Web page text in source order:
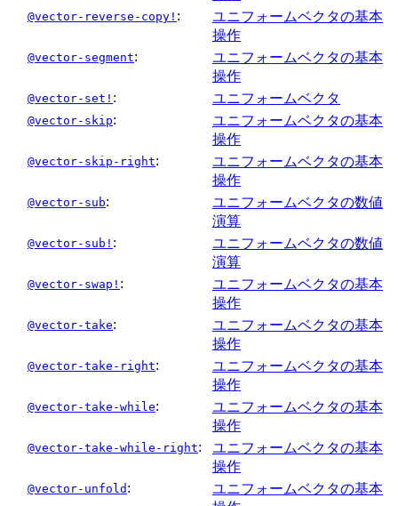
@vector-reverse-copy! :
ユニフォームベクタの基本
操作
@vector-segment:
ユニフォームベクタの基本
操作
@vector-set! : ユニフォームベクタ
@vector-skip:
ユニフォームベクタの基本
操作
@vector-skip-right:
ユニフォームベクタの基本
操作
@vector-sub:
ユニフォームベクタの数値
演算
@vector-sub! :
ユニフォームベクタの数値
演算
@vector-swap! :
ユニフォームベクタの基本
操作
@vector-take:
ユニフォームベクタの基本
操作
@vector-take-right:
ユニフォームベクタの基本
操作
@vector-take-while:
ユニフォームベクタの基本
操作
@vector-take-while-right:
ユニフォームベクタの基本
操作
@vector-unfold :
ユニフォームベクタの基本